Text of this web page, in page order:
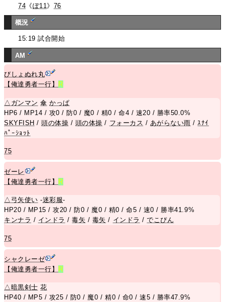
74 《ぽ11 》 76
概況
15:19 試合開始
AM
びしょぬれ丸
【俺達勇者一行】
R
△ ガンマン 傘 かっぱ
HP6 / MP14 / 攻0 / 防0 / 魔0 / 精0 / 命4 / 速20 / 勝率50.0%
SKYFISH /頭の体操 / 頭の体操 / フォーカス / あがらない雨 / ｽﾅｲ
ﾊﾟｰｼｮｯﾄ
75
ゼーレ
【俺達勇者一行】
R
△ 弓矢使い -迷彩服-
HP20 / MP15 / 攻20 / 防0 / 魔0 / 精0 / 命5 / 速0 / 勝率41.9%
キンナラ / インドラ /毒矢 / 毒矢 / インドラ /でこぴん
75
シャクレーゼ
【俺達勇者一行】
R
△暗黒剣士 花
HP40 / MP5 / 攻25 / 防0 / 魔0 / 精0 / 命0 / 速5 / 勝率47.9%